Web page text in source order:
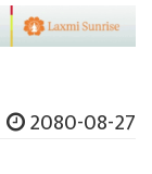
2080-08-27